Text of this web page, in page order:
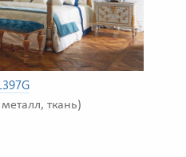
ткань)